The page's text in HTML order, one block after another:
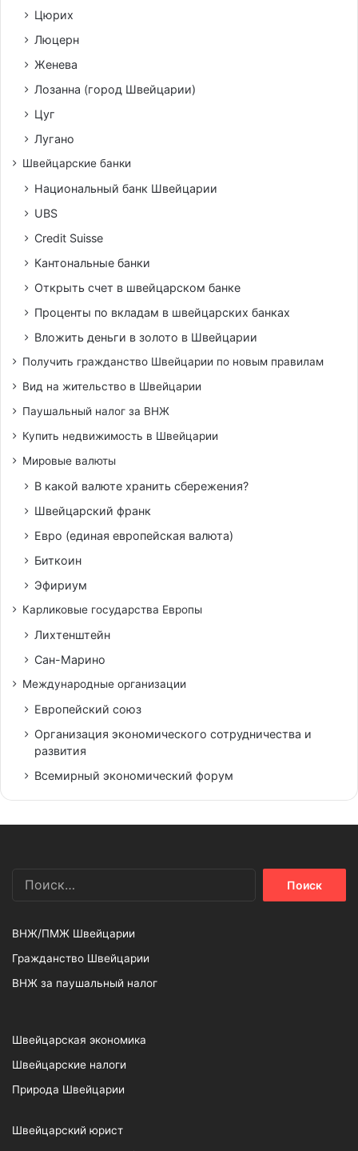
Цюрих
Люцерн
Женева
Лозанна (город Швейцарии)
Цуг
Лугано
Швейцарские банки
Национальный банк Швейцарии
UBS
Credit Suisse
Кантональные банки
Открыть счет в швейцарском банке
Проценты по вкладам в швейцарских банках
Вложить деньги в золото в Швейцарии
Получить гражданство Швейцарии по новым правилам
Вид на жительство в Швейцарии
Паушальный налог за ВНЖ
Купить недвижимость в Швейцарии
Мировые валюты
В какой валюте хранить сбережения?
Швейцарский франк
Евро (единая европейская валюта)
Биткоин
Эфириум
Карликовые государства Европы
Лихтенштейн
Сан-Марино
Международные организации
Европейский союз
Организация экономического сотрудничества и
развития
Всемирный экономический форум
ВНЖ/ПМЖ Швейцарии
Гражданство Швейцарии
ВНЖ за паушальный налог
Швейцарская экономика
Швейцарские налоги
Природа Швейцарии
Швейцарский юрист